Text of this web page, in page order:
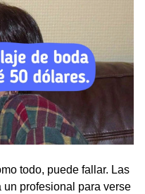
todo, puede fallar. Las
profesional para verse